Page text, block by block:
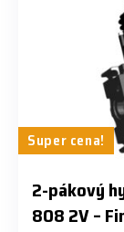
Super cena!
2-pákový
808 2V –